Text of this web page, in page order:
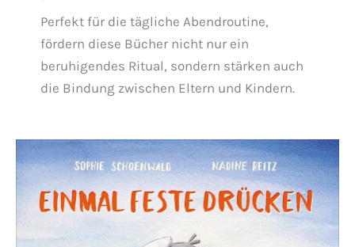
Perfekt für die tägliche Abendroutine,
fördern diese Bücher nicht nur ein
beruhigendes Ritual, sondern stärken auch
die Bindung zwischen Eltern und Kindern.